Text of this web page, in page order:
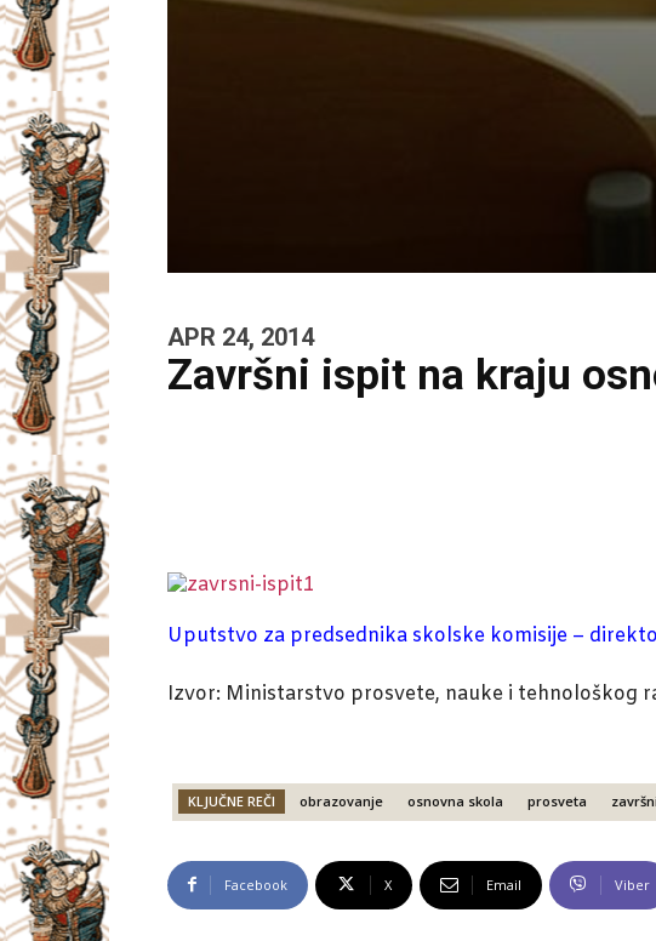
APR 24, 2014
Završni ispit na kraju
Uputstvo za predsednika skolske komisije –
Izvor: Ministarstvo prosvete, nauke i tehnološkog
KLJUČNE REČI obrazovanje osnovna skola prosveta
Facebook X Email Viber